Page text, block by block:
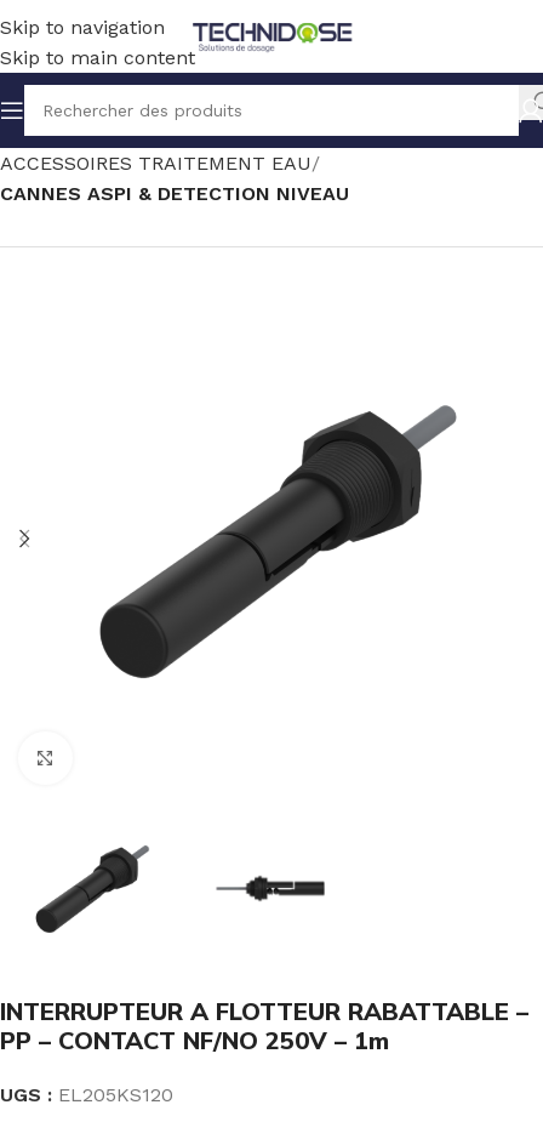
Skip to navigation
Skip to main content
Accueil TRAITEMENT EAU
ACCESSOIRES TRAITEMENT EAU
CANNES ASPI & DETECTION NIVEAU
INTERRUPTEUR A FLOTTEUR RABATTABLE –
PP – CONTACT NF/NO 250V – 1m
UGS : EL205KS120